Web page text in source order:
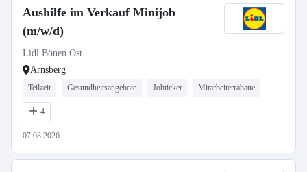
Aushilfe im Verkauf Minijob
(m/w/d)
Lidl Bönen Ost
Arnsberg
Teilzeit Gesundheitsangebote Jobticket Mitarbeiterrabatte
4
07.08.2026